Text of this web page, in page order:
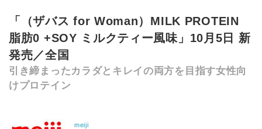
「（ザバス for Woman）MILK PROTEIN
脂肪0 +SOY ミルクティー風味」10月5日 新
発売／全国
引き締まったカラダとキレイの両方を目指す女性向
けプロテイン
meiji